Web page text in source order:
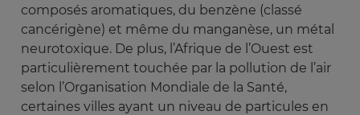
composés aromatiques, du benzène (classé
cancérigène) et même du manganèse, un métal
neurotoxique. De plus, l’Afrique de l’Ouest est
particulièrement touchée par la pollution de l’air
selon l’Organisation Mondiale de la Santé,
certaines villes ayant un niveau de particules en